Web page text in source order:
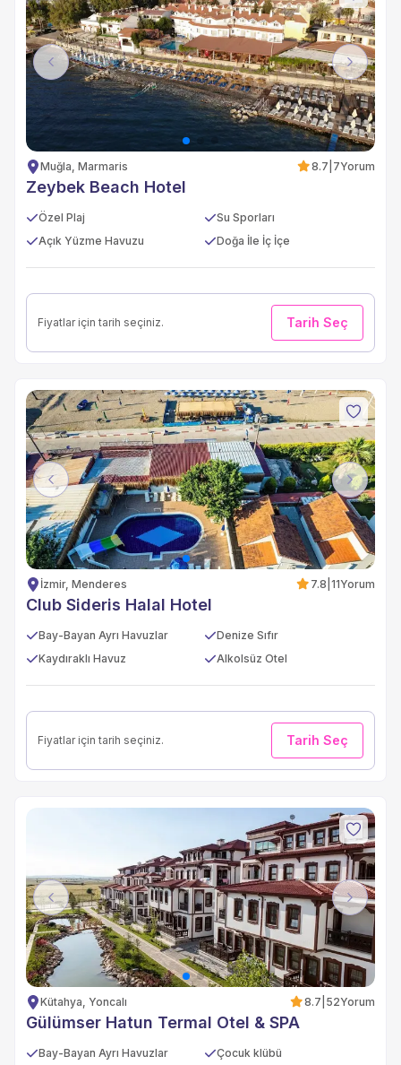
Previous Next
Muğla, Marmaris 8.7 7Yorum
Zeybek Beach Hotel
Özel Plaj
Su Sporları
Açık Yüzme Havuzu
Doğa İle İç İçe
Fiyatlar için tarih seçiniz. Tarih Seç
Previous Next
İzmir, Menderes 7.8 11Yorum
Club Sideris Halal Hotel
Bay-Bayan Ayrı Havuzlar
Denize Sıfır
Kaydıraklı Havuz
Alkolsüz Otel
Fiyatlar için tarih seçiniz. Tarih Seç
Previous Next
Kütahya, Yoncalı 8.7 52Yorum
Gülümser Hatun Termal Otel & SPA
Bay-Bayan Ayrı Havuzlar
Çocuk klübü